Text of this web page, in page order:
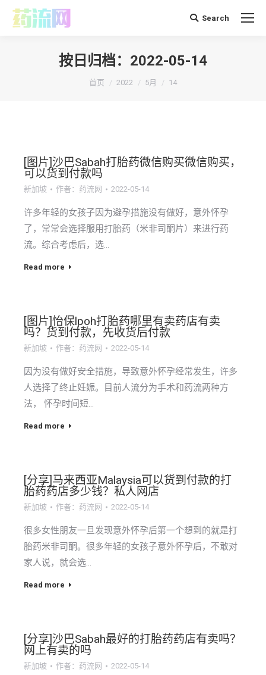
搜 Search
按日归档： 2022-05-14
你在这里：
首页 2022 5月 14
[图片]沙巴Sabah打胎药微信购买微信购买，
可以货到付款吗
新加坡 作者： 药流网 2022-05-14
许多年轻的女孩子因为避孕措施没有做好，意外怀孕
了，常常会选择服用打胎药（米非司酮片）来进行药
流。综合考虑后，选…
Read more
[图片]怡保lpoh打胎药哪里有卖药店有卖
吗？货到付款，先收货后付款
新加坡 作者： 药流网 2022-05-14
因为没有做好安全措施，导致意外怀孕经常发生，许多
人选择了终止妊娠。目前人流分为手术和药流两种方
法， 怀孕时间短…
Read more
[分享]马来西亚Malaysia可以货到付款的打
胎药药店多少钱？私人网店
新加坡 作者： 药流网 2022-05-14
很多女性朋友一旦发现意外怀孕后第一个想到的就是打
胎药米非司酮。很多年轻的女孩子意外怀孕后，不敢对
家人说，就会选…
Read more
[分享]沙巴Sabah最好的打胎药药店有卖吗？
网上有卖的吗
新加坡 作者： 药流网 2022-05-14